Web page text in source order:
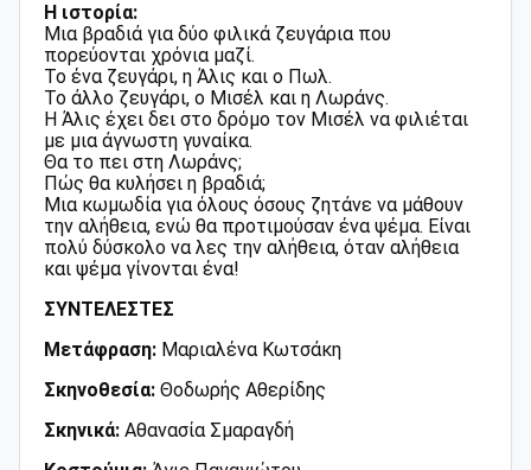
Η ιστορία:
Μια βραδιά για δύο φιλικά ζευγάρια που
πορεύονται χρόνια μαζί.
Το ένα ζευγάρι, η Άλις και ο Πωλ.
Το άλλο ζευγάρι, ο Μισέλ και η Λωράνς.
Η Άλις έχει δει στο δρόμο τον Μισέλ να φιλιέται
με μια άγνωστη γυναίκα.
Θα το πει στη Λωράνς;
Πώς θα κυλήσει η βραδιά;
Μια κωμωδία για όλους όσους ζητάνε να μάθουν
την αλήθεια, ενώ θα προτιμούσαν ένα ψέμα. Είναι
πολύ δύσκολο να λες την αλήθεια, όταν αλήθεια
και ψέμα γίνονται ένα!
ΣΥΝΤΕΛΕΣΤΕΣ
Μετάφραση: Μαριαλένα Κωτσάκη
Σκηνοθεσία: Θοδωρής Αθερίδης
Σκηνικά: Αθανασία Σμαραγδή